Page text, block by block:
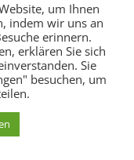
RÖTTGEN
um Ihnen
indem wir uns an
erinnern.
erklären Sie sich
Sie
besuchen, um